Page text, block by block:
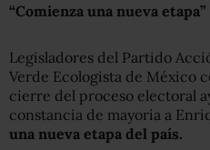
“Comienza una nueva etapa”
Legisladores del Partido
Verde Ecologista de México
cierre del proceso electoral
constancia de mayoría a
una nueva etapa del país.